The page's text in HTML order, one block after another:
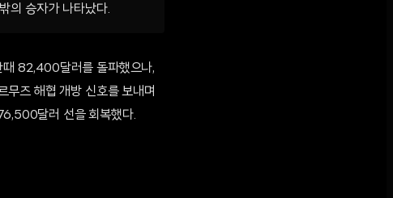
의 승자가 나타났다.
때 82,400달러를 돌파했으나,
즈 해협 개방 신호를 보내며
달러 선을 회복했다.